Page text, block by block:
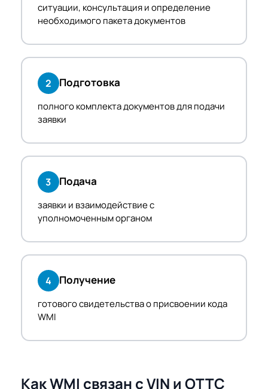
ситуации, консультация и определение
необходимого пакета документов
2 Подготовка
полного комплекта документов для подачи
заявки
3 Подача
заявки и взаимодействие с
уполномоченным органом
4 Получение
готового свидетельства о присвоении кода
WMI
Как WMI связан с VIN и ОТТС